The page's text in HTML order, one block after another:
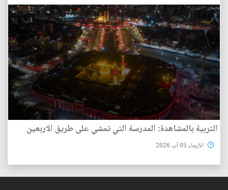
التربية بالمشاهدة: المدرسة التي تمشي على طريق الاربعين
الأربعاء 05 آب 2026